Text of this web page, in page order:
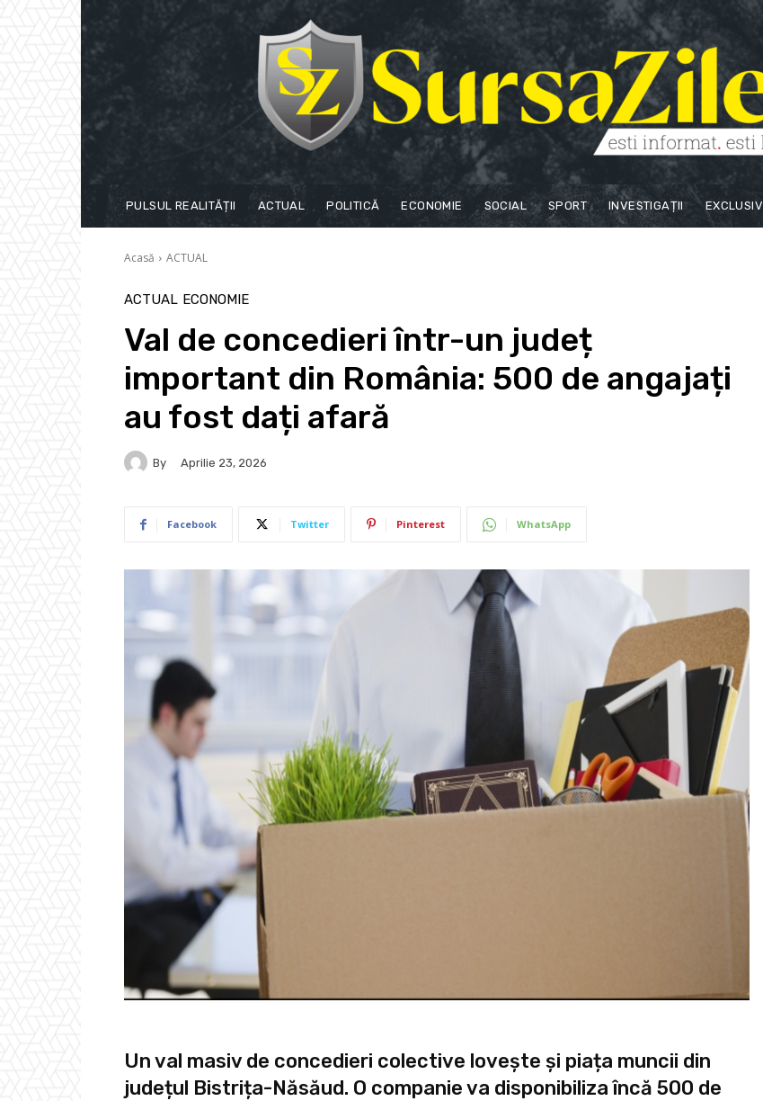
PULSUL REALITĂȚII ACTUAL POLITICĂ ECONOMIE SOCIAL SPORT INVESTIGAȚII EXCLUSIV
Acasă ACTUAL
ACTUAL ECONOMIE
Val de concedieri într-un județ
important din România: 500 de angajați
au fost dați afară
By Aprilie 23, 2026
Facebook Twitter Pinterest WhatsApp
Un val masiv de concedieri colective lovește și piața muncii din
județul Bistrița-Năsăud. O companie va disponibiliza încă 500 de